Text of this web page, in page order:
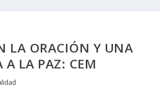
LA ORACIÓN Y UNA
A LA PAZ: CEM